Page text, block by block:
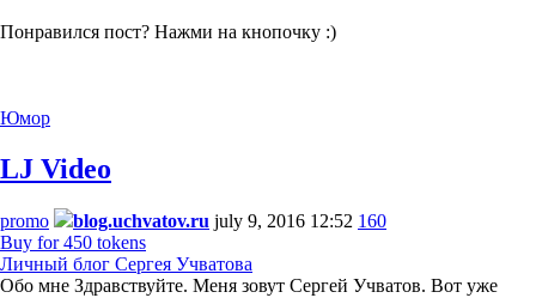
Понравился пост? Нажми на кнопочку :)
Юмор
LJ Video
promo blog.uchvatov.ru july 9, 2016 12:52 160
Buy for 450 tokens
Личный блог Сергея Учватова
Обо мне Здравствуйте. Меня зовут Сергей Учватов. Вот уже